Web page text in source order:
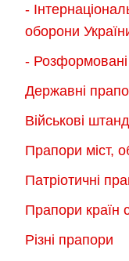
-
оборони
- Розформовані
Державні
Військові
Прапори міст,
Патріотичні
Прапори країн
Різні прапори